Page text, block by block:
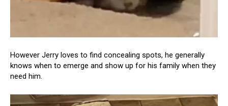
However Jerry loves to find concealing spots, he generally
knows when to emerge and show up for his family when they
need him.